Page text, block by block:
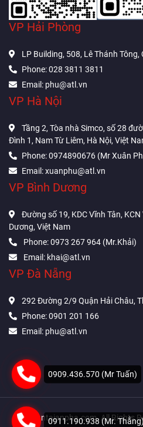
VP Hải Phòng
LP Building, 508, Lê Thánh Tông,
Phone: 028 3811 3811
Email: phu@atl.vn
VP Hà Nội
Tầng 2, Tòa nhà Simco, số 28
Đình 1, Nam Từ Liêm, Hà Nội, Việt
Phone: 0974890676 (Mr Xuân
Email: xuanphu@atl.vn
VP Bình Dương
Đường số 19, KDC Vĩnh Tân,
Dương, Việt Nam
Phone: 0973 267 964 (Mr.Khải)
Email: khai@atl.vn
VP Đà Nẵng
292 Đường 2/9 Quận Hải Châu,
Phone: 0901 201 166
Email: phu@atl.vn
© vantaianpha.com. All Rights
0909.436.570 (Mr Tuấn)
0911.190.938 (Mr.